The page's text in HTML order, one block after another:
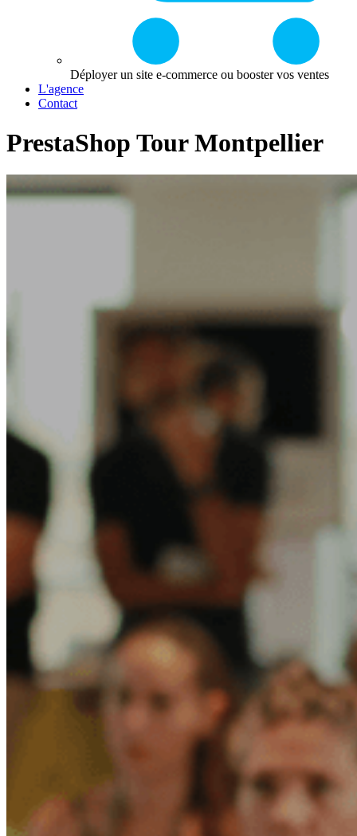
Déployer un site e-commerce ou booster vos ventes
L'agence
Contact
PrestaShop Tour Montpellier